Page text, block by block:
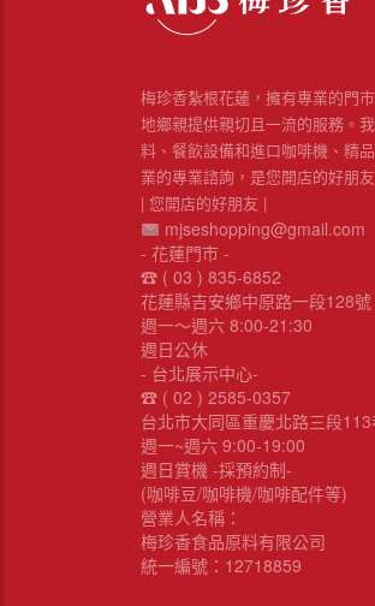
梅珍香紮根花蓮，擁有專業的門
地鄉親提供親切且一流的服務。
料、餐飲設備和進口咖啡機、精
業的專業諮詢，是您開店的好朋友
| 您開店的好朋友 |
mjseshopping@gmail.com
- 花蓮門市 -
☎︎ ( 03 ) 835-6852
花蓮縣吉安鄉中原路一段128號
週一～週六 8:00-21:30
週日公休
- 台北展示中心-
☎︎ ( 02 ) 2585-0357
台北市大同區重慶北路三段
週一~週六 9:00-19:00
週日賞機 -採預約制-
(咖啡豆/咖啡機/咖啡配件等)
營業人名稱：
梅珍香食品原料有限公司
統一編號：12718859